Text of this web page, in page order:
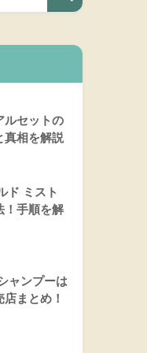
ルセットの
真相を解説
ド ミスト
！手順を解
ャンプーは
まとめ！